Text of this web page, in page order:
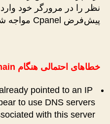
نظر را در مرورگر خود
پیش‌فرض Cpanel مواجه شوید.
خطاهای احتمالی هنگام Park Domain :
pointed to an IP
to use DNS servers
with this server